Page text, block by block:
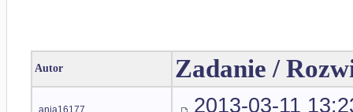
Autor Zadanie /
ania16177
2013-03-11